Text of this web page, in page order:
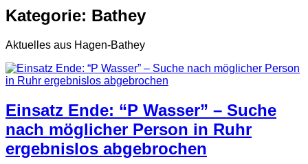
Kategorie: Bathey
Aktuelles aus Hagen-Bathey
Einsatz Ende: “P Wasser” – Suche
nach möglicher Person in Ruhr
ergebnislos abgebrochen